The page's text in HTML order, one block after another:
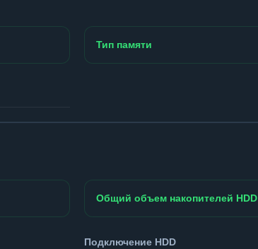
Тип памяти
Общий объем накопителей HDD
Подключение HDD